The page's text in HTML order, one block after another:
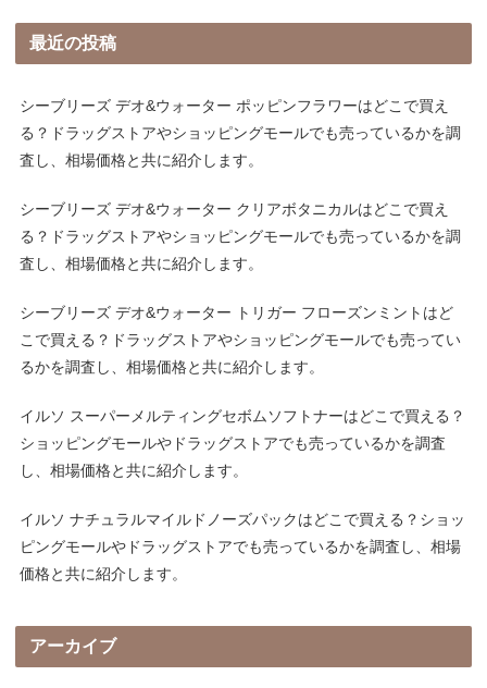
最近の投稿
シーブリーズ デオ&ウォーター ポッピンフラワーはどこで買え
る？ドラッグストアやショッピングモールでも売っているかを調
査し、相場価格と共に紹介します。
シーブリーズ デオ&ウォーター クリアボタニカルはどこで買え
る？ドラッグストアやショッピングモールでも売っているかを調
査し、相場価格と共に紹介します。
シーブリーズ デオ&ウォーター トリガー フローズンミントはど
こで買える？ドラッグストアやショッピングモールでも売ってい
るかを調査し、相場価格と共に紹介します。
イルソ スーパーメルティングセボムソフトナーはどこで買える？
ショッピングモールやドラッグストアでも売っているかを調査
し、相場価格と共に紹介します。
イルソ ナチュラルマイルドノーズパックはどこで買える？ショッ
ピングモールやドラッグストアでも売っているかを調査し、相場
価格と共に紹介します。
アーカイブ